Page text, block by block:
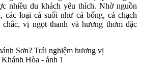
nhiều du khách yêu thích. Nhờ nguồn
các loại cá suối như cá bống, cá chạch
vị ngọt thanh và hương thơm đặc